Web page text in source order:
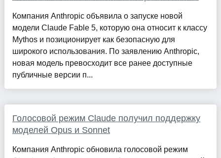
Компания Anthropic объявила о запуске новой
модели Claude Fable 5, которую она относит к классу
Mythos и позиционирует как безопасную для
широкого использования. По заявлению Anthropic,
новая модель превосходит все ранее доступные
публичные версии п...
Голосовой режим Claude получил поддержку
моделей Opus и Sonnet
Компания Anthropic обновила голосовой режим